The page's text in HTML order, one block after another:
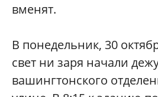
вменят.
В понедельник, 30
свет ни заря начали
вашингтонского